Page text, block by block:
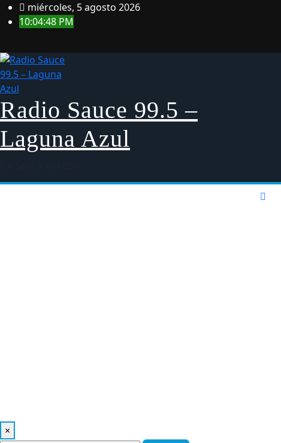
Saltar miércoles, 5 agosto 2026
10:04:49 PM
Radio Sauce 99.5 –
Laguna Azul
×